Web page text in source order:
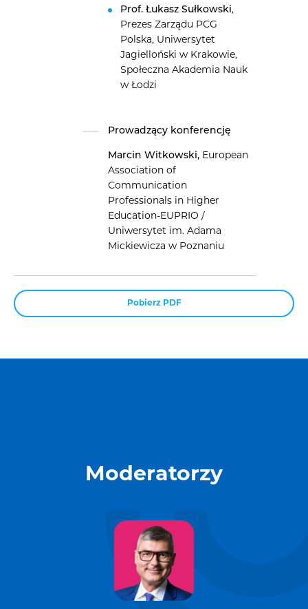
Prof. Łukasz Sułkowski,
Prezes Zarządu PCG
Polska, Uniwersytet
Jagielloński w Krakowie,
Społeczna Akademia Nauk
w Łodzi
Prowadzący konferencję
Marcin Witkowski, European
Association of
Communication
Professionals in Higher
Education-EUPRIO /
Uniwersytet im. Adama
Mickiewicza w Poznaniu
Pobierz PDF
Moderatorzy